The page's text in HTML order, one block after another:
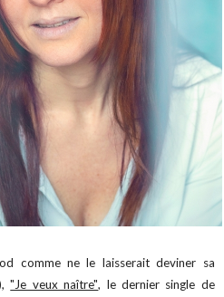
comme ne le laisserait deviner sa
"Je veux naître", le dernier single de